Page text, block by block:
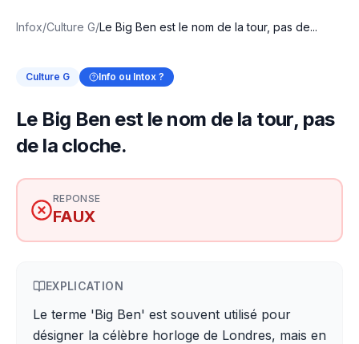
Infox/Culture G/Le Big Ben est le nom de la tour, pas de...
Culture G Info ou Intox ?
Le Big Ben est le nom de la tour, pas
de la cloche.
REPONSE
FAUX
EXPLICATION
Le terme 'Big Ben' est souvent utilisé pour
désigner la célèbre horloge de Londres, mais en